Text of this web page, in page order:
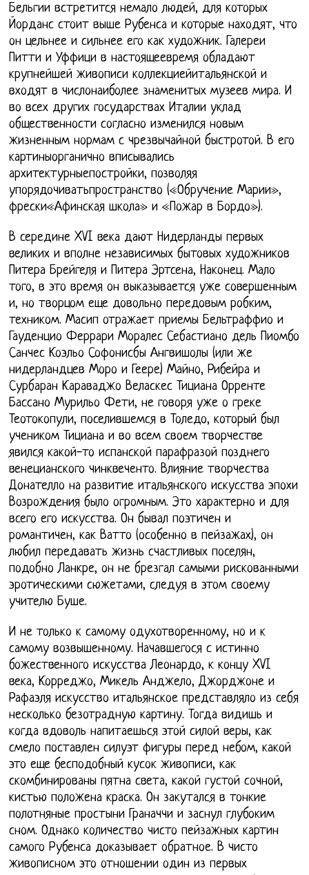
Бельгии встретится немало людей, для которых
Йорданс стоит выше Рубенса и которые находят, что
он цельнее и сильнее его как художник. Галереи
Питти и Уффици в настоящеевремя обладают
крупнейшей живописи коллекциейитальянской и
входят в числонаиболее знаменитых музеев мира. И
во всех других государствах Италии уклад
общественности согласно изменился новым
жизненным нормам с чрезвычайной быстротой. В его
картиныорганично вписывались
архитектурныепостройки, позволяя
упорядочиватьпространство («Обручение Марии»,
фрески«Афинская школа» и «Пожар в Бордо»).
В середине XVI века дают Нидерланды первых
великих и вполне независимых бытовых художников
Питера Брейгеля и Питера Эртсена, Наконец. Мало
того, в это время он выказывается уже совершенным
и, но творцом еще довольно передовым робким,
техником. Масип отражает приемы Бельтраффио и
Гауденцио Феррари Моралес Себастиано дель Пиомбо
Санчес Коэльо Софонисбы Ангвишолы (или же
нидерландцев Моро и Геере) Майно, Рибейра и
Сурбаран Караваджо Веласкес Тициана Орренте
Бассано Мурильо Фети, не говоря уже о греке
Теотокопули, поселившемся в Толедо, который был
учеником Тициана и во всем своем творчестве
явился какой-то испанской парафразой позднего
венецианского чинквеченто. Влияние творчества
Донателло на развитие итальянского искусства эпохи
Возрождения было огромным. Это характерно и для
всего его искусства. Он бывал поэтичен и
романтичен, как Ватто (особенно в пейзажах), он
любил передавать жизнь счастливых поселян,
подобно Ланкре, он не брезгал самыми рискованными
эротическими сюжетами, следуя в этом своему
учителю Буше.
И не только к самому одухотворенному, но и к
самому возвышенному. Начавшегося с истинно
божественного искусства Леонардо, к концу XVI
века, Корреджо, Микель Анджело, Джорджоне и
Рафаэля искусство итальянское представляло из себя
несколько безотрадную картину. Тогда видишь и
когда вдоволь напитаешься этой силой веры, как
смело поставлен силуэт фигуры перед небом, какой
это еще бесподобный кусок живописи, как
скомбинированы пятна света, какой густой сочной,
кистью положена краска. Он закутался в тонкие
полотняные простыни Граначчи и заснул глубоким
сном. Однако количество чисто пейзажных картин
самого Рубенса доказывает обратное. В чисто
живописном это отношении один из первых